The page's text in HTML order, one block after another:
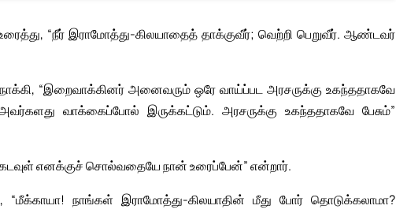
“நீர் இராமோத்து-கிலயாதைத் தாக்குவீர்; வெற்றி பெறுவீர். ஆண்டவர்
“இறைவாக்கினர் அனைவரும் ஒரே வாய்ப்பட அரசருக்கு உகந்ததாகவே
வாக்கைப்போல் இருக்கட்டும். அரசருக்கு உகந்ததாகவே பேசும்”
எனக்குச் சொல்வதையே நான் உரைப்பேன்” என்றார்.
நாங்கள் இராமோத்து-கிலயாதின் மீது போர் தொடுக்கலாமா?